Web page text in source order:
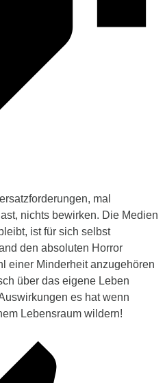
mal
nichts bewirken. Die Medien
ist für sich selbst
den absoluten Horror
einer Minderheit anzugehören
über das eigene Leben
es hat wenn
Lebensraum wildern!